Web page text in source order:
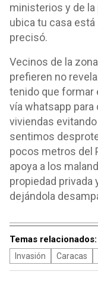
ministerios y de la
ubica tu casa está
precisó.
Vecinos de la
prefieren no
tenido que formar
vía whatsapp
viviendas
sentimos
pocos metros del
apoya a los
propiedad privada
dejándola
Temas relacionados:
Invasión Caracas